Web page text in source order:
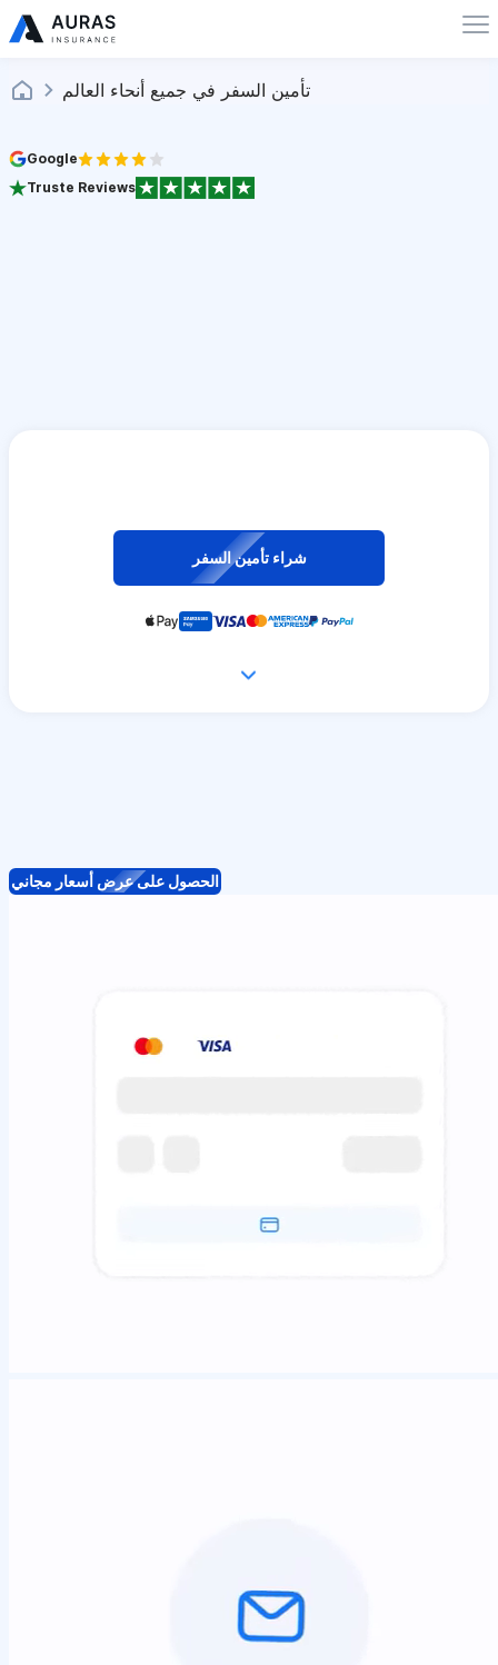
تأمين السفر في جميع أنحاء العالم
Google
Truste Reviews
شراء تأمين السفر
الحصول على عرض أسعار مجاني